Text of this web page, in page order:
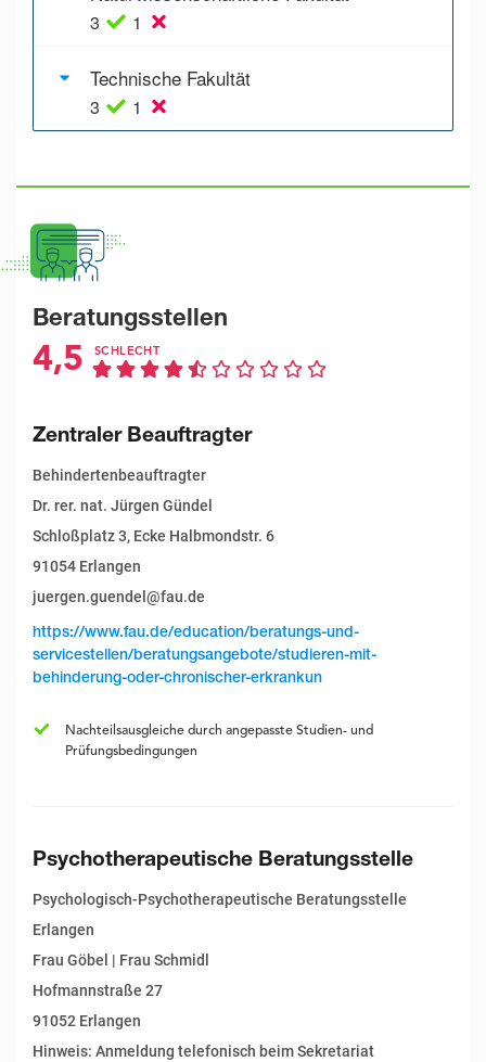
3 1
Technische Fakultät
3 1
Beratungsstellen
4,5 SCHLECHT
Zentraler Beauftragter
Behindertenbeauftragter
Dr. rer. nat. Jürgen Gündel
Schloßplatz 3, Ecke Halbmondstr. 6
91054 Erlangen
juergen.guendel@fau.de
https://www.fau.de/education/beratungs-und-
servicestellen/beratungsangebote/studieren-mit-
behinderung-oder-chronischer-erkrankun
Nachteilsausgleiche durch angepasste Studien- und
Prüfungsbedingungen
Psychotherapeutische Beratungsstelle
Psychologisch-Psychotherapeutische Beratungsstelle
Erlangen
Frau Göbel | Frau Schmidl
Hofmannstraße 27
91052 Erlangen
Hinweis: Anmeldung telefonisch beim Sekretariat